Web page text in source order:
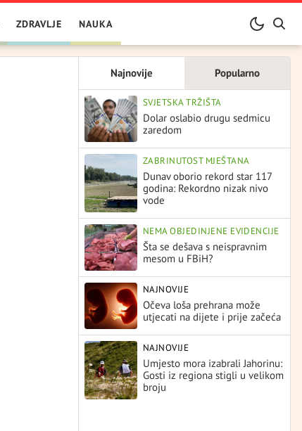
ZDRAVLJE NAUKA
Najnovije Popularno
SVJETSKA TRŽIŠTA
Dolar oslabio drugu sedmicu
zaredom
ZABRINUTOST MJEŠTANA
Dunav oborio rekord star 117
godina: Rekordno nizak nivo
vode
NEMA OBJEDINJENE EVIDENCIJE
Šta se dešava s neispravnim
mesom u FBiH?
NAJNOVIJE
Očeva loša prehrana može
utjecati na dijete i prije začeća
NAJNOVIJE
Umjesto mora izabrali Jahorinu:
Gosti iz regiona stigli u velikom
broju